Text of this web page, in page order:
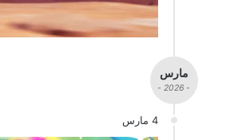
مارس
- 2026 -
4 مارس